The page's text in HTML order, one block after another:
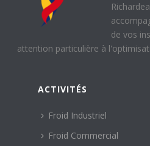
de vos
attention particulière à
ACTIVITÉS
Froid Industriel
Froid Commercial